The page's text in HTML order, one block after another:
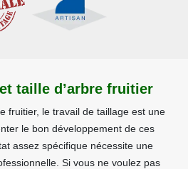
taille d’arbre fruitier
fruitier, le travail de taillage est une
le bon développement de ces
assez spécifique nécessite une
Si vous ne voulez pas